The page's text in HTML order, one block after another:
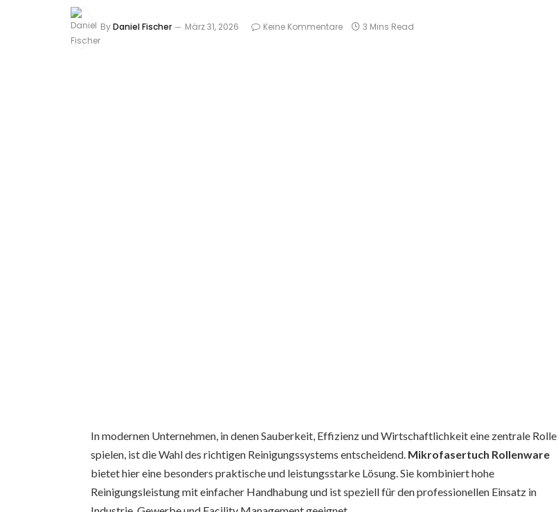
ByDaniel Fischer März 31, 2026 Keine Kommentare 3 Mins Read
In modernen Unternehmen, in denen Sauberkeit, Effizienz und Wirtschaftlichkeit eine zentrale Rolle
spielen, ist die Wahl des richtigen Reinigungssystems entscheidend. Mikrofasertuch Rollenware
bietet hier eine besonders praktische und leistungsstarke Lösung. Sie kombiniert hohe
Reinigungsleistung mit einfacher Handhabung und ist speziell für den professionellen Einsatz in